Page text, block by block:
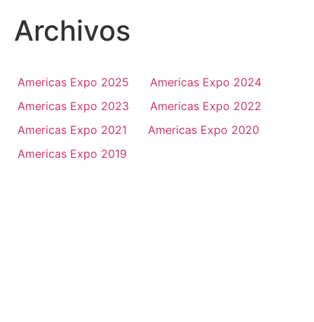
Archivos
Americas Expo 2025
Americas Expo 2024
Americas Expo 2023
Americas Expo 2022
Americas Expo 2021
Americas Expo 2020
Americas Expo 2019